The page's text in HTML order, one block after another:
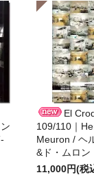
El
109/110｜
Meuron / ヘ
&ド・ムロ
11,000円(税